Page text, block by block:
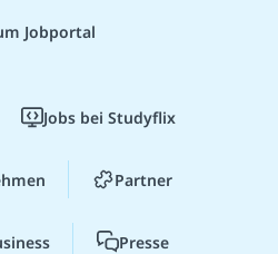
Jobportal
Jobs bei Studyflix
Partner
Presse